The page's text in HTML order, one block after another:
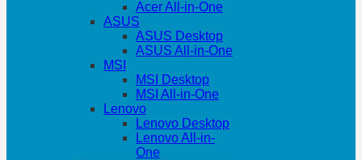
Acer All-in-One
ASUS
ASUS Desktop
ASUS All-in-One
MSI
MSI Desktop
MSI All-in-One
Lenovo
Lenovo Desktop
Lenovo All-in-
One